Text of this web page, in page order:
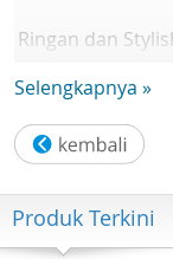
Ringan dan
pengisian yang
Kekuatan
dalam desain
daya untuk
Selengkapnya »
Produk Terkini